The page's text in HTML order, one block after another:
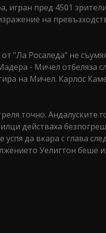
игран пред 4501
на
"Ла Росаледа" не
- Мичел отбеляза
на Мичел. Карлос
точно. Андалуските
действаха
да вкара с глава
Уелигтон беше